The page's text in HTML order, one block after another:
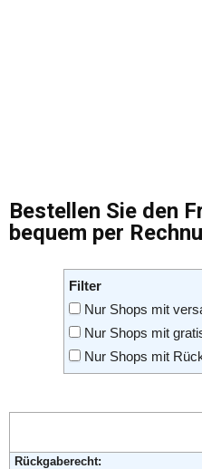
Bestellen Sie den
bequem per
Filter
Nur Shops mit
Nur Shops mit
Nur Shops mit
Rückgaberecht: